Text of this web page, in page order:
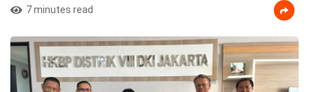
7 minutes read